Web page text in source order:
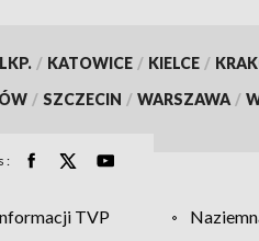
/ KATOWICE / KIELCE /
/ SZCZECIN / WARSZAWA /
TVP